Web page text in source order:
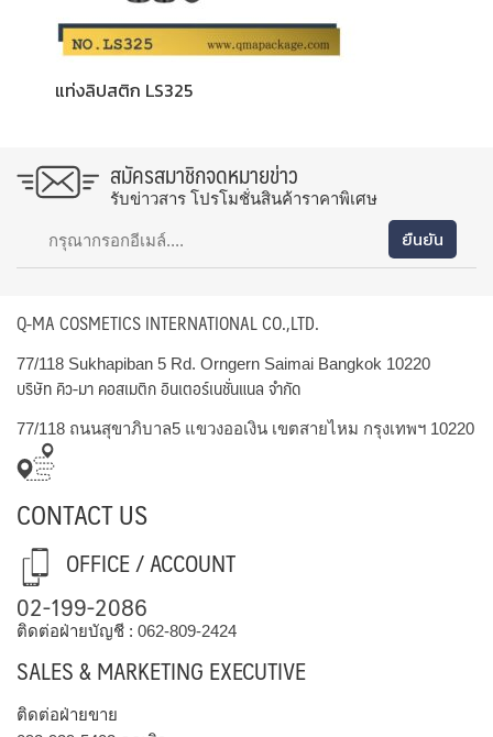
แท่งลิปสติก LS325
สมัครสมาชิกจดหมายข่าว
รับข่าวสาร โปรโมชั่นสินค้าราคาพิเศษ
Q-MA COSMETICS INTERNATIONAL CO.,LTD.
77/118 Sukhapiban 5 Rd. Orngern Saimai Bangkok 10220
บริษัท คิว-มา คอสเมติก อินเตอร์เนชั่นแนล จำกัด
77/118 ถนนสุขาภิบาล5 แขวงออเงิน เขตสายไหม กรุงเทพฯ 10220
CONTACT US
OFFICE / ACCOUNT
02-199-2086
ติดต่อฝ่ายบัญชี : 062-809-2424
SALES & MARKETING EXECUTIVE
ติดต่อฝ่ายขาย